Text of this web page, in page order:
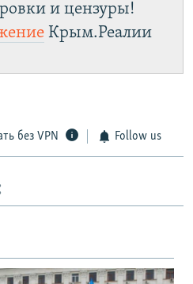
и цензуры!
Крым.Реалии
без VPN Follow us